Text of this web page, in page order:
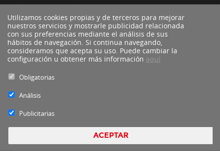
*descuento no acumulable a otras ofertas o promociones.
Blacktire Copyright 2016 - Todos los derechos reservados by
Utilizamos cookies propias y de terceros para mejorar
nuestros servicios y mostrarle publicidad relacionada
con sus preferencias mediante el análisis de sus
hábitos de navegación. Si continua navegando,
consideramos que acepta su uso. Puede cambiar la
configuración u obtener más información aquí
Obligatorias
Análisis
Publicitarias
ACEPTAR